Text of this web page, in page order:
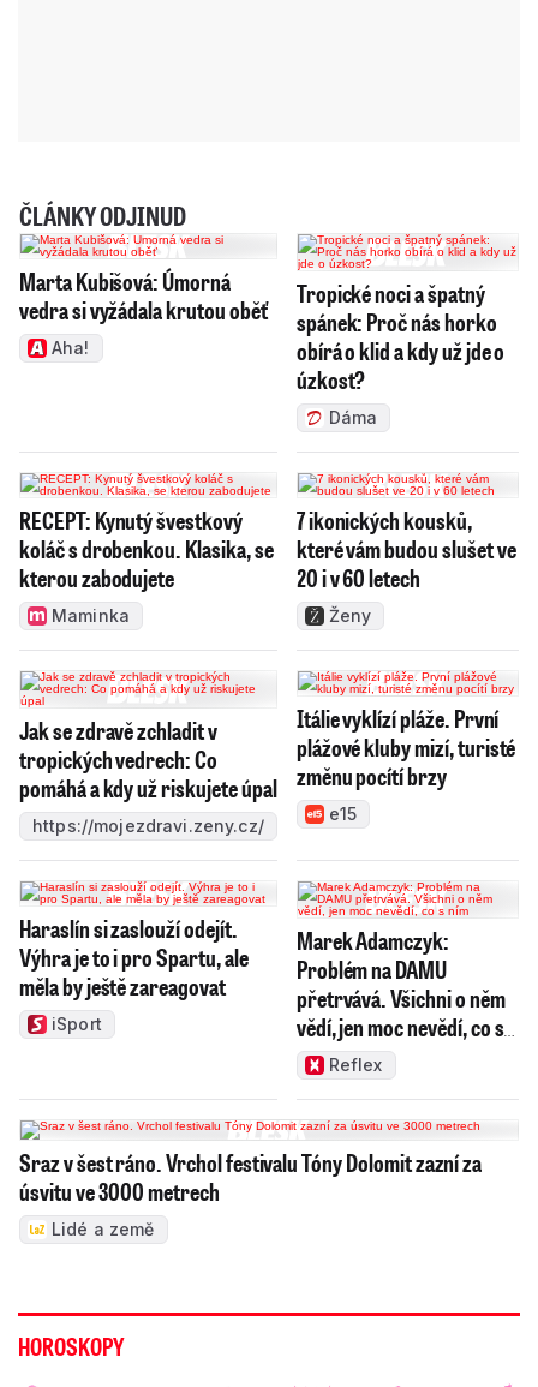
ČLÁNKY ODJINUD
Marta Kubišová: Úmorná
vedra si vyžádala krutou oběť
Aha!
Tropické noci a špatný
spánek: Proč nás horko
obírá o klid a kdy už jde o
úzkost?
Dáma
RECEPT: Kynutý švestkový
koláč s drobenkou. Klasika, se
kterou zabodujete
Maminka
7 ikonických kousků,
které vám budou slušet ve
20 i v 60 letech
Ženy
Jak se zdravě zchladit v
tropických vedrech: Co
pomáhá a kdy už riskujete úpal
https://mojezdravi.zeny.cz/
Itálie vyklízí pláže. První
plážové kluby mizí, turisté
změnu pocítí brzy
e15
Haraslín si zaslouží odejít.
Výhra je to i pro Spartu, ale
měla by ještě zareagovat
iSport
Marek Adamczyk:
Problém na DAMU
přetrvává. Všichni o něm
vědí, jen moc nevědí, co s
nímReflex
Sraz v šest ráno. Vrchol festivalu Tóny Dolomit zazní za
úsvitu ve 3000 metrech
Lidé a země
HOROSKOPY